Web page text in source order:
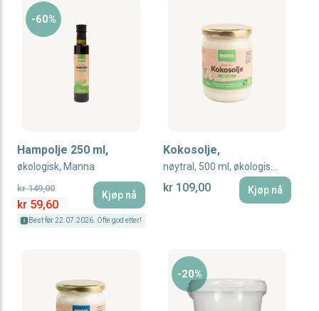
-60%
Hampolje 250 ml,
økologisk, Manna
Special Price
kr 59,60
kr 149,00
Kjøp nå
Best før 22.07.2026. Ofte god etter!
Kokosolje,
kr 109,00 Kjøp nå
-20%